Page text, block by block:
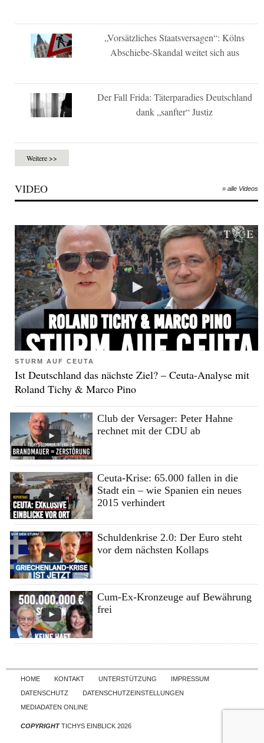
„Vorsätzliches Staatsversagen“: Kölns
Abschiebe-Skandal weitet sich aus
Der Fall Frida: Täterparadies Deutschland
dank „sanfter“ Justiz
Weitere >>
VIDEO » alle Videos
STURM AUF CEUTA
Ist Deutschland das nächste Ziel? – Ceuta-Analyse mit
Roland Tichy & Marco Pino
Club der Versager: Peter Hahne
rechnet mit der CDU ab
Ceuta-Krise: 65.000 fallen in die
Stadt ein – wie Spanien ein neues
2015 verhindert
Schuldenkrise 2.0: Der Euro steht
vor dem nächsten Kollaps
Cum-Ex-Kronzeuge auf Bewährung
frei
Skip to content
HOME KONTAKT UNTERSTÜTZUNG
IMPRESSUM
DATENSCHUTZ
DATENSCHUTZEINSTELLUNGEN
MEDIADATEN ONLINE
COPYRIGHTTICHYS EINBLICK 2026